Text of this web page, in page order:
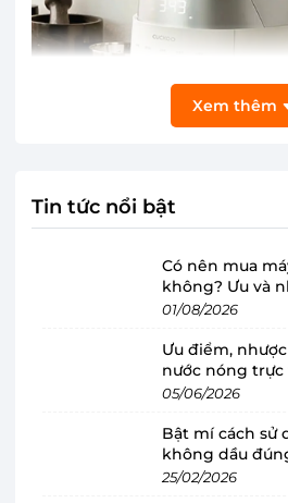
Thiết kế nhỏ gọn với
Nồi cơm điện Cuckoo sở
Tông màu trắng tinh tế
bo tròn các góc, không chỉ
hơn. Phần nắp nồi chắc
tay cầm cách nhiệt, tạo cảm
Xem thêm
Tin tức nổi bật
Có nên mua
không? Ưu và
01/08/2026
Ưu điểm,
nước nóng
05/06/2026
Bật mí cách sử
không dầu
bền
25/02/2026